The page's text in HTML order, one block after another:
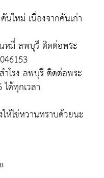
ใหม่ เนื่องจากคันเก่า
หมี่ ลพบุรี ติดต่อพระ
โรง ลพบุรี ติดต่อพระ
ด้ทุกเวลา
ห้ไข่หวานทราบด้วยนะ